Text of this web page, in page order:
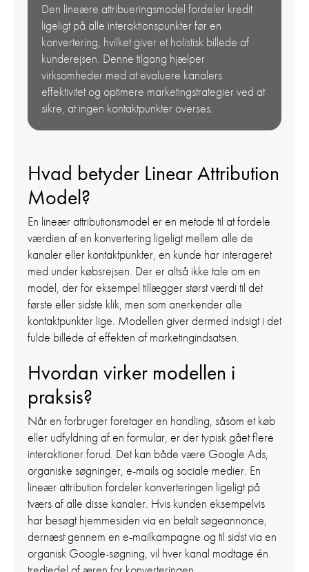
Den lineære attribueringsmodel fordeler kredit
ligeligt på alle interaktionspunkter før en
konvertering, hvilket giver et holistisk billede af
kunderejsen. Denne tilgang hjælper
virksomheder med at evaluere kanalers
effektivitet og optimere marketingstrategier ved at
sikre, at ingen kontaktpunkter overses.
Hvad betyder Linear Attribution
Model?
En lineær attributionsmodel er en metode til at fordele
værdien af en konvertering ligeligt mellem alle de
kanaler eller kontaktpunkter, en kunde har interageret
med under købsrejsen. Der er altså ikke tale om en
model, der for eksempel tillægger størst værdi til det
første eller sidste klik, men som anerkender alle
kontaktpunkter lige. Modellen giver dermed indsigt i det
fulde billede af effekten af marketingindsatsen.
Hvordan virker modellen i
praksis?
Når en forbruger foretager en handling, såsom et køb
eller udfyldning af en formular, er der typisk gået flere
interaktioner forud. Det kan både være Google Ads,
organiske søgninger, e-mails og sociale medier. En
lineær attribution fordeler konverteringen ligeligt på
tværs af alle disse kanaler. Hvis kunden eksempelvis
har besøgt hjemmesiden via en betalt søgeannonce,
dernæst gennem en e-mailkampagne og til sidst via en
organisk Google-søgning, vil hver kanal modtage én